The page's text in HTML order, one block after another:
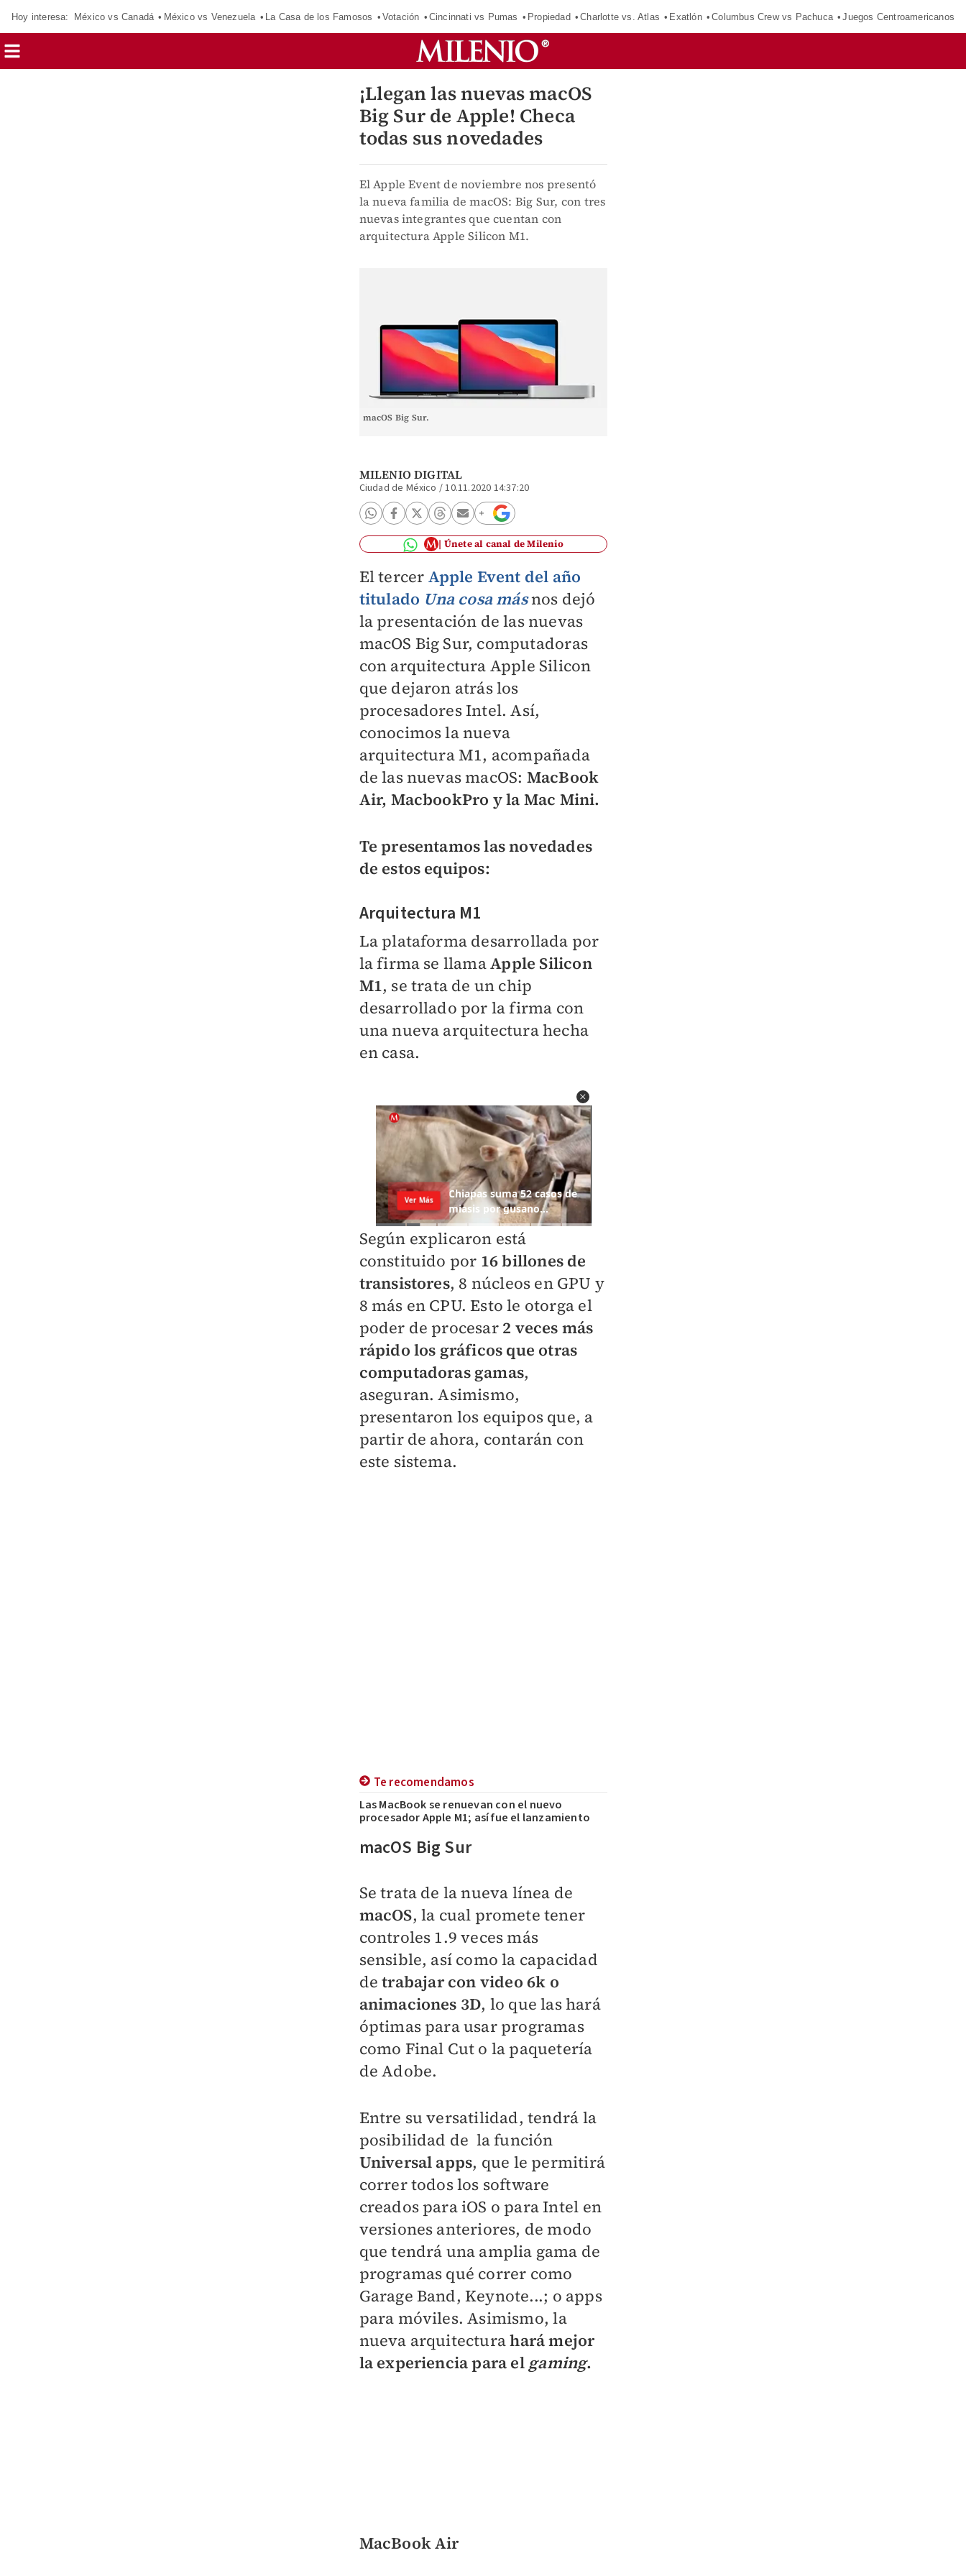
Hoy interesa: México vs Canadá México vs Venezuela La Casa de los Famosos Votación Cincinnati vs Pumas Propiedad Charlotte vs. Atlas Exatlón Columbus Crew vs Pachuca Juegos Centroamericanos
¡Llegan las nuevas macOS
Big Sur de Apple! Checa
todas sus novedades
El Apple Event de noviembre nos presentó
la nueva familia de macOS: Big Sur, con tres
nuevas integrantes que cuentan con
arquitectura Apple Silicon M1.
macOS Big Sur.
MILENIO DIGITAL
Ciudad de México /10.11.2020 14:37:20
Únete al canal de Milenio
El tercer Apple Event del año
titulado Una cosa másnos dejó
la presentación de las nuevas
macOS Big Sur, computadoras
con arquitectura Apple Silicon
que dejaron atrás los
procesadores Intel. Así,
conocimos la nueva
arquitectura M1, acompañada
de las nuevas macOS: MacBook
Air, MacbookPro y la Mac Mini.
Te presentamos las novedades
de estos equipos:
Arquitectura M1
La plataforma desarrollada por
la firma se llamaApple Silicon
M1, se trata de un chip
desarrollado por la firma con
una nueva arquitectura hecha
en casa.
Según explicaron está
constituido por 16 billones de
transistores, 8 núcleos en GPU y
8 más en CPU. Esto le otorga el
poder de procesar 2 veces más
rápido los gráficos que otras
computadoras gamas,
aseguran. Asimismo,
presentaron los equipos que, a
partir de ahora, contarán con
este sistema.
Te recomendamos
Las MacBook se renuevan con el nuevo
procesador Apple M1; así fue el lanzamiento
macOS Big Sur
Se trata de la nueva línea de
macOS, la cual promete tener
controles 1.9 veces más
sensible, así como la capacidad
de trabajar con video 6k o
animaciones 3D, lo que las hará
óptimas para usar programas
como Final Cut o la paquetería
de Adobe.
Entre su versatilidad, tendrá la
posibilidad de la función
Universal apps, que le permitirá
correr todos los software
creados para iOS o para Intel en
versiones anteriores, de modo
que tendrá una amplia gama de
programas qué correr como
Garage Band, Keynote...; o apps
para móviles. Asimismo, la
nueva arquitecturahará mejor
la experiencia para el gaming.
MacBook Air